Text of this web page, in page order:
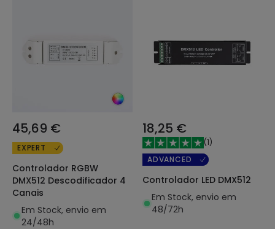
45,69 €
EXPERT
Controlador RGBW
DMX512 Descodificador 4
Canais
Em Stock, envio em
24/48h
18,25 €
(1)
ADVANCED
Controlador LED DMX512
Em Stock, envio em
48/72h